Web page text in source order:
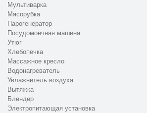
Мультиварка
Мясорубка
Парогенератор
Посудомоечная машина
Утюг
Хлебопечка
Массажное кресло
Водонагреватель
Увлажнитель воздуха
Вытяжка
Блендер
Электропитающая установка